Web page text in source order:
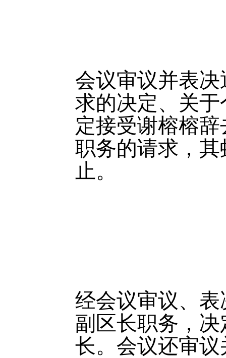
会议审议并表
求的决定、关
定接受谢榕榕
职务的请求，
止。
经会议审议、
副区长职务，
长。会议还审